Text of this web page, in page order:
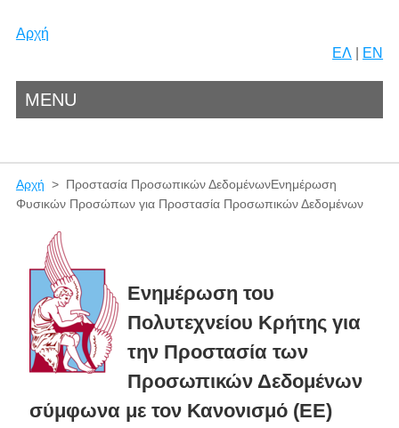
Αρχή
ΕΛ
EN
MENU
Αρχή > Προστασία Προσωπικών ΔεδομένωνΕνημέρωση
Φυσικών Προσώπων για Προστασία Προσωπικών Δεδομένων
Ενημέρωση του
Πολυτεχνείου Κρήτης για
την Προστασία των
Προσωπικών Δεδομένων
σύμφωνα με τον Κανονισμό (ΕΕ)